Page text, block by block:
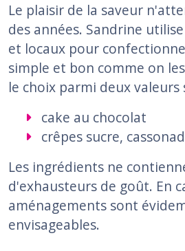
Le plaisir de la saveur
des années. Sandrine
et locaux pour
simple et bon comme on
le choix parmi deux valeurs
cake au chocolat
crêpes sucre,
Les ingrédients ne
d'exhausteurs de goût. En
aménagements sont
envisageables.